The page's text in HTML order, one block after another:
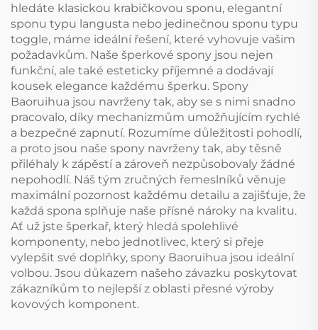
hledáte klasickou krabičkovou sponu, elegantní
sponu typu langusta nebo jedinečnou sponu typu
toggle, máme ideální řešení, které vyhovuje vašim
požadavkům. Naše šperkové spony jsou nejen
funkční, ale také esteticky příjemné a dodávají
kousek elegance každému šperku. Spony
Baoruihua jsou navrženy tak, aby se s nimi snadno
pracovalo, díky mechanizmům umožňujícím rychlé
a bezpečné zapnutí. Rozumíme důležitosti pohodlí,
a proto jsou naše spony navrženy tak, aby těsně
přiléhaly k zápěstí a zároveň nezpůsobovaly žádné
nepohodlí. Náš tým zručných řemeslníků věnuje
maximální pozornost každému detailu a zajišťuje, že
každá spona splňuje naše přísné nároky na kvalitu.
Ať už jste šperkař, který hledá spolehlivé
komponenty, nebo jednotlivec, který si přeje
vylepšit své doplňky, spony Baoruihua jsou ideální
volbou. Jsou důkazem našeho závazku poskytovat
zákazníkům to nejlepší z oblasti přesné výroby
kovových komponent.